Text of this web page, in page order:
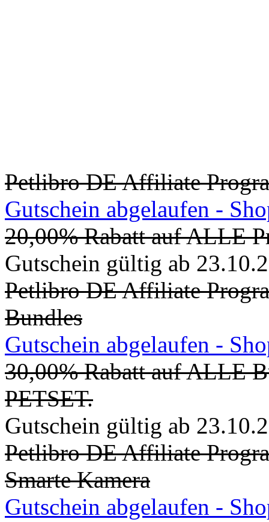
Petlibro DE Affiliate
Gutschein abgelaufen -
20,00% Rabatt auf ALLE
Gutschein gültig ab
Petlibro DE Affiliate
Bundles
Gutschein abgelaufen -
30,00% Rabatt auf ALLE
PETSET.
Gutschein gültig ab
Petlibro DE Affiliate
Smarte Kamera
Gutschein abgelaufen -